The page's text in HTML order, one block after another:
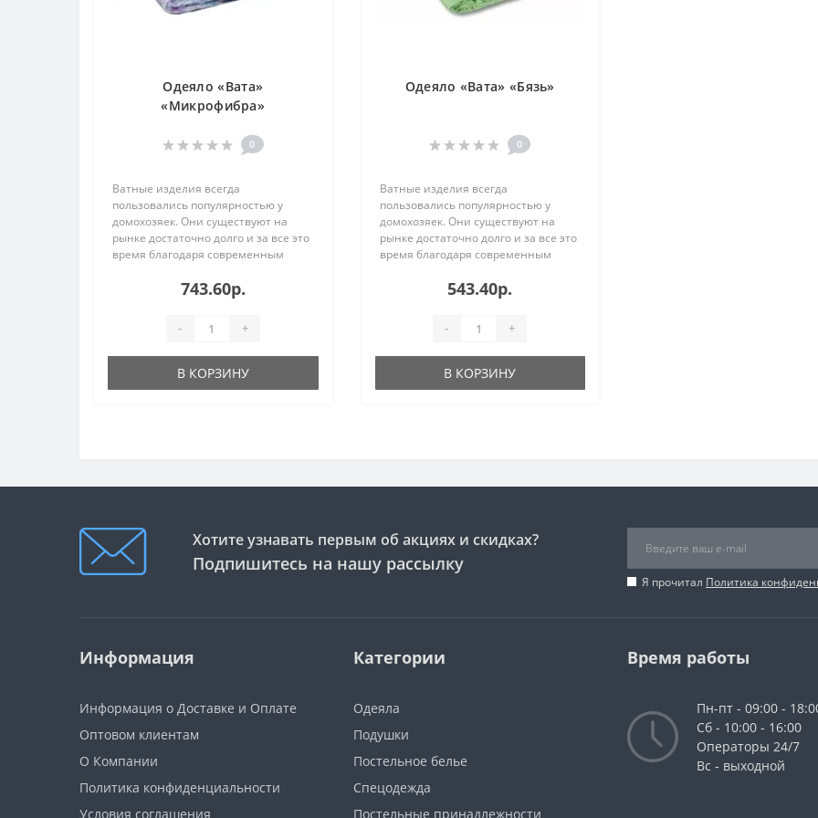
Одеяло «Вата»
«Микрофибра»
0
Ватные изделия всегда
пользовались популярностью у
домохозяек. Они существуют на
рынке достаточно долго и за все это
время благодаря современным
не теряя при этом своих полезных
свойств. И стали еще более
743.60р.
- +
В КОРЗИНУ
Одеяло «Вата» «Бязь»
0
Ватные изделия всегда
пользовались популярностью у
домохозяек. Они существуют на
рынке достаточно долго и за все это
время благодаря современным
не теряя при этом своих полезных
свойств. И стали еще более
543.40р.
- +
В КОРЗИНУ
Хотите узнавать первым об акциях и скидках?
Подпишитесь на нашу рассылку
Я прочитал Политика
Информация
Информация о Доставке и Оплате
Оптовом клиентам
О Компании
Политика конфиденциальности
Условия соглашения
Категории
Одеяла
Подушки
Постельное белье
Спецодежда
Постельные принадлежности
Время работы
Пн-пт - 09:00 -
Сб - 10:00 - 16:00
Операторы 24/7
Вс - выходной